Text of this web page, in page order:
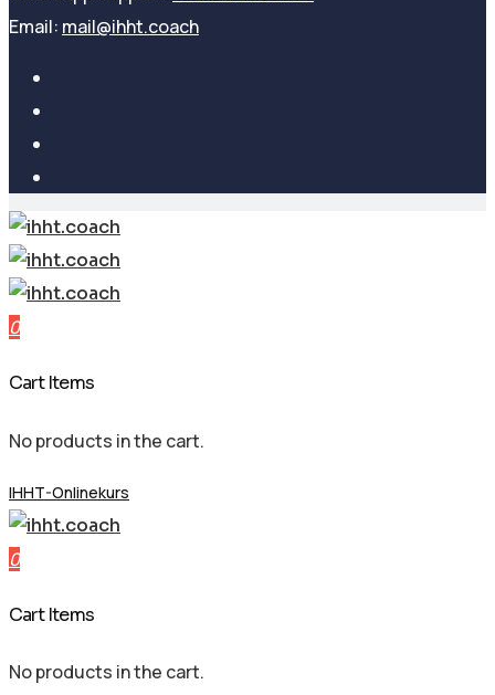
Email: mail@ihht.coach
0
Cart Items
No products in the cart.
IHHT-Onlinekurs
0
Cart Items
No products in the cart.